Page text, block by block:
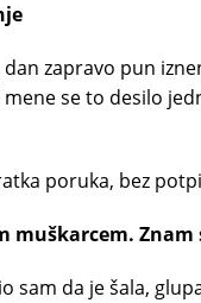
zapravo pun
se to desilo
poruka, bez
muškarcem. Znam
sam da je šala,